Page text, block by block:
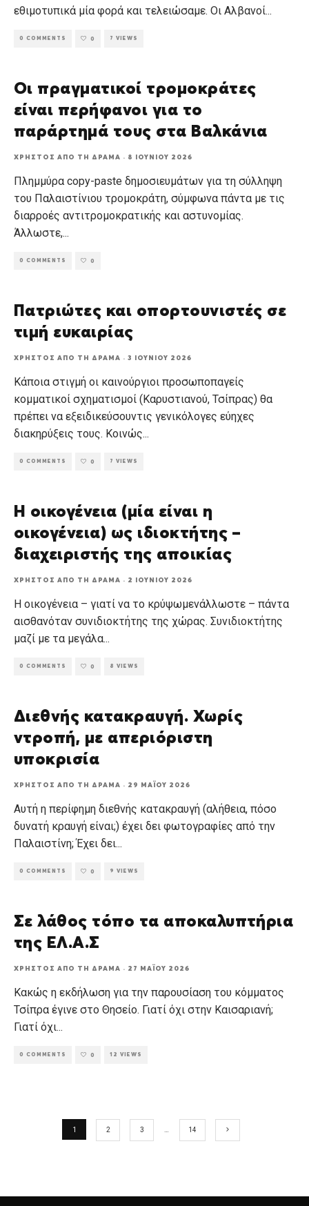
εθιμοτυπικά μία φορά και τελειώσαμε. Οι Αλβανοί...
0 COMMENTS 0 7 VIEWS
Οι πραγματικοί τρομοκράτες
είναι περήφανοι για το
παράρτημά τους στα Βαλκάνια
ΧΡΉΣΤΟΣ ΑΠΌ ΤΗ ΔΡΆΜΑ · 8 ΙΟΥΝΊΟΥ 2026
Πλημμύρα copy-paste δημοσιευμάτων για τη σύλληψη
του Παλαιστίνιου τρομοκράτη, σύμφωνα πάντα με τις
διαρροές αντιτρομοκρατικής και αστυνομίας.
Άλλωστε,...
0 COMMENTS 0
Πατριώτες και οπορτουνιστές σε
τιμή ευκαιρίας
ΧΡΉΣΤΟΣ ΑΠΌ ΤΗ ΔΡΆΜΑ · 3 ΙΟΥΝΊΟΥ 2026
Κάποια στιγμή οι καινούργιοι προσωποπαγείς
κομματικοί σχηματισμοί (Καρυστιανού, Τσίπρας) θα
πρέπει να εξειδικεύσουντις γενικόλογες εύηχες
διακηρύξεις τους. Κοινώς...
0 COMMENTS 0 7 VIEWS
Η οικογένεια (μία είναι η
οικογένεια) ως ιδιοκτήτης –
διαχειριστής της αποικίας
ΧΡΉΣΤΟΣ ΑΠΌ ΤΗ ΔΡΆΜΑ · 2 ΙΟΥΝΊΟΥ 2026
Η οικογένεια – γιατί να το κρύψωμενάλλωστε – πάντα
αισθανόταν συνιδιοκτήτης της χώρας. Συνιδιοκτήτης
μαζί με τα μεγάλα...
0 COMMENTS 0 8 VIEWS
Διεθνής κατακραυγή. Χωρίς
ντροπή, με απεριόριστη
υποκρισία
ΧΡΉΣΤΟΣ ΑΠΌ ΤΗ ΔΡΆΜΑ · 29 ΜΑΪ́ΟΥ 2026
Αυτή η περίφημη διεθνής κατακραυγή (αλήθεια, πόσο
δυνατή κραυγή είναι;) έχει δει φωτογραφίες από την
Παλαιστίνη; Έχει δει...
0 COMMENTS 0 9 VIEWS
Σε λάθος τόπο τα αποκαλυπτήρια
της ΕΛ.Α.Σ
ΧΡΉΣΤΟΣ ΑΠΌ ΤΗ ΔΡΆΜΑ · 27 ΜΑΪ́ΟΥ 2026
Κακώς η εκδήλωση για την παρουσίαση του κόμματος
Τσίπρα έγινε στο Θησείο. Γιατί όχι στην Καισαριανή;
Γιατί όχι...
0 COMMENTS 0 12 VIEWS
1 2 3 14